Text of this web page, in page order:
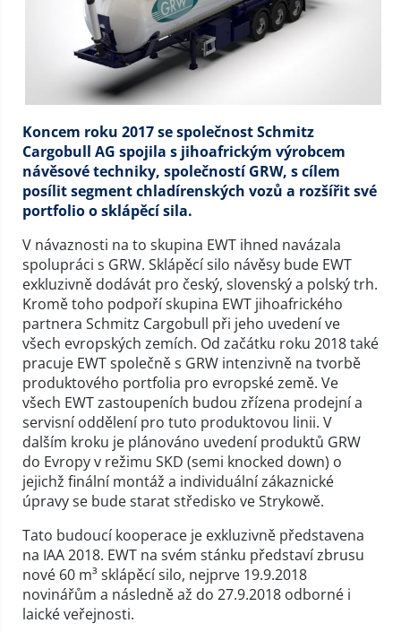
Koncem roku 2017 se společnost Schmitz
Cargobull AG spojila s jihoafrickým výrobcem
návěsové techniky, společností GRW, s cílem
posílit segment chladírenských vozů a rozšířit své
portfolio o sklápěcí sila.
V návaznosti na to skupina EWT ihned navázala
spolupráci s GRW. Sklápěcí silo návěsy bude EWT
exkluzivně dodávát pro český, slovenský a polský trh.
Kromě toho podpoří skupina EWT jihoafrického
partnera Schmitz Cargobull při jeho uvedení ve
všech evropských zemích. Od začátku roku 2018 také
pracuje EWT společně s GRW intenzivně na tvorbě
produktového portfolia pro evropské země. Ve
všech EWT zastoupeních budou zřízena prodejní a
servisní oddělení pro tuto produktovou linii. V
dalším kroku je plánováno uvedení produktů GRW
do Evropy v režimu SKD (semi knocked down) o
jejichž finální montáž a individuální zákaznické
úpravy se bude starat středisko ve Strykowě.
Tato budoucí kooperace je exkluzivně představena
na IAA 2018. EWT na svém stánku představí zbrusu
nové 60 m³ sklápěcí silo, nejprve 19.9.2018
novinářům a následně až do 27.9.2018 odborné i
laické veřejnosti.